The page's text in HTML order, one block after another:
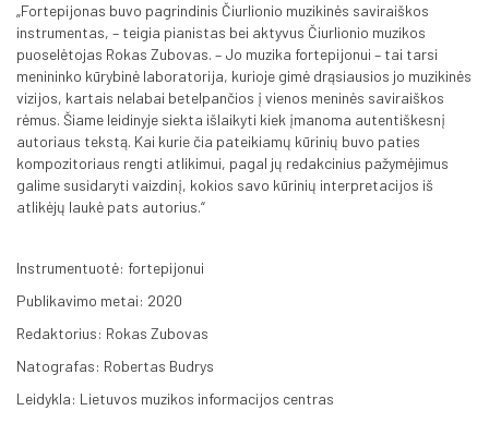
„Fortepijonas buvo pagrindinis Čiurlionio muzikinės saviraiškos
instrumentas, – teigia pianistas bei aktyvus Čiurlionio muzikos
puoselėtojas Rokas Zubovas. – Jo muzika fortepijonui – tai tarsi
menininko kūrybinė laboratorija, kurioje gimė drąsiausios jo muzikinės
vizijos, kartais nelabai betelpančios į vienos meninės saviraiškos
rėmus. Šiame leidinyje siekta išlaikyti kiek įmanoma autentiškesnį
autoriaus tekstą. Kai kurie čia pateikiamų kūrinių buvo paties
kompozitoriaus rengti atlikimui, pagal jų redakcinius pažymėjimus
galime susidaryti vaizdinį, kokios savo kūrinių interpretacijos iš
atlikėjų laukė pats autorius.“
Instrumentuotė: fortepijonui
Publikavimo metai: 2020
Redaktorius: Rokas Zubovas
Natografas: Robertas Budrys
Leidykla: Lietuvos muzikos informacijos centras